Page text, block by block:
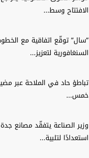
الافتتاح وسط...
”سال” توقّع اتفاقية مع
السنغافورية لتعزيز...
تباطؤ حاد في الملاحة عبر
خمس...
وزير الصناعة يتفقّد مصانع
استعدادًا لتلبية...